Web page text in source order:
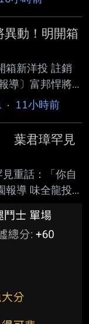
動！明開箱
箱新洋投 註銷
導〕富邦悍將
帝斯明天確定
示，今年是阿
場的體 能調整
割愛的原因。
戰績3勝5敗，
人是希望他可
跟林桑（林威
他能在二 軍
· 11小時前
葉君璋罕見
重話：「你自
報導 味全龍投
發，這是他相
4 .2局狂失6
他不但投球內
今總教練葉君
讓張皓崴打出
對上攻佔上壘
5局再讓張皓崴
及時補位，結